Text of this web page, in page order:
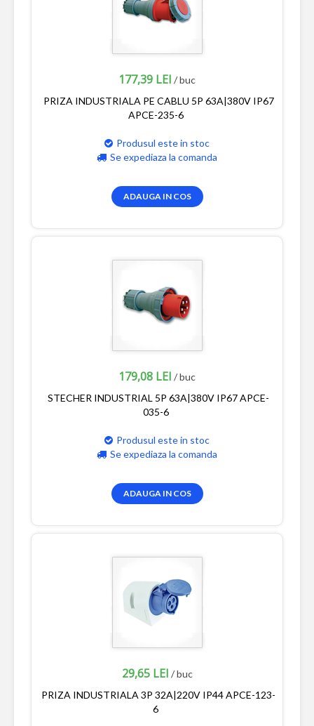
177,39 LEI / buc
PRIZA INDUSTRIALA PE CABLU 5P 63A|380V IP67
APCE-235-6
Produsul este in stoc
Se expediaza la comanda
ADAUGA IN COS
179,08 LEI / buc
STECHER INDUSTRIAL 5P 63A|380V IP67 APCE-
035-6
Produsul este in stoc
Se expediaza la comanda
ADAUGA IN COS
29,65 LEI / buc
PRIZA INDUSTRIALA 3P 32A|220V IP44 APCE-123-
6